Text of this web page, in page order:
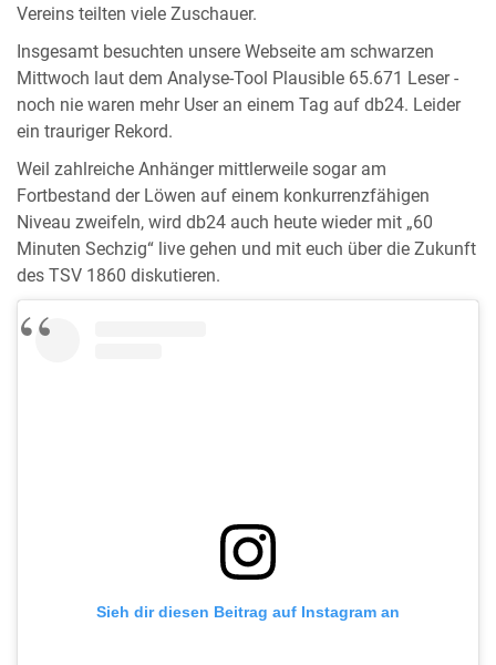
Vereins teilten viele Zuschauer.
Insgesamt besuchten unsere Webseite am schwarzen
Mittwoch laut dem Analyse-Tool Plausible 65.671 Leser -
noch nie waren mehr User an einem Tag auf db24. Leider
ein trauriger Rekord.
Weil zahlreiche Anhänger mittlerweile sogar am
Fortbestand der Löwen auf einem konkurrenzfähigen
Niveau zweifeln, wird db24 auch heute wieder mit „60
Minuten Sechzig“ live gehen und mit euch über die Zukunft
des TSV 1860 diskutieren.
Sieh dir diesen Beitrag auf Instagram an